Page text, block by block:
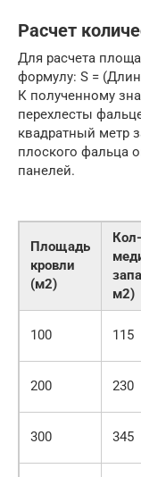
Расчет
Для расчета
формулу: S =
К полученному
перехлесты
квадратный метр
плоского фальца
панелей.
Площадь
кровли
(м2)
м2)
100 115
200 230
300 345